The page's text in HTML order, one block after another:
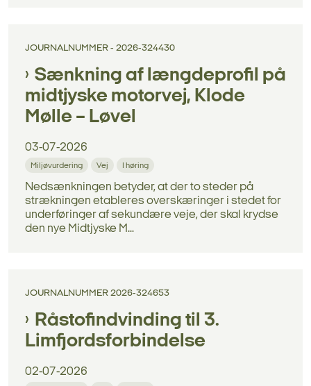
JOURNALNUMMER - 2026-324430
Sænkning af længdeprofil på
midtjyske motorvej, Klode
Mølle – Løvel
03-07-2026
Miljøvurdering Vej I høring
Nedsænkningen betyder, at der to steder på
strækningen etableres overskæringer i stedet for
underføringer af sekundære veje, der skal krydse
den nye Midtjyske M...
JOURNALNUMMER 2026-324653
Råstofindvinding til 3.
Limfjordsforbindelse
02-07-2026